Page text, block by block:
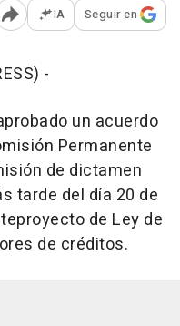
Abrir opciones para
IA Seguir en
-
un acuerdo
Permanente
de dictamen
tarde del día 20 de
de Ley de
de créditos.